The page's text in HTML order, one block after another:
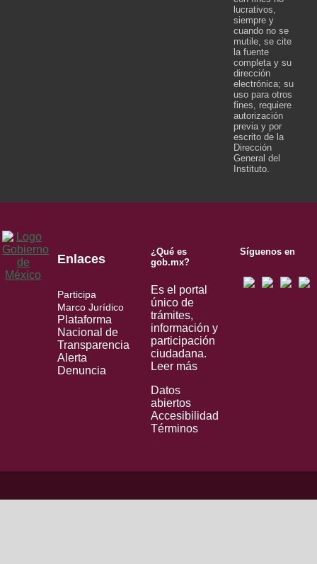
lucrativos,
siempre y
cuando no se
mutile, se cite
la fuente
completa y su
dirección
electrónica; su
uso para otros
fines, requiere
autorización
previa y por
escrito de la
Dirección
General del
Instituto.
Enlaces
Participa
Marco Jurídico
Plataforma
Nacional de
Transparencia
Alerta
Denuncia
¿Qué es
gob.mx?
Es el portal
único de
trámites,
información y
participación
ciudadana.
Leer más
Datos
abiertos
Accesibilidad
Términos
Síguenos en